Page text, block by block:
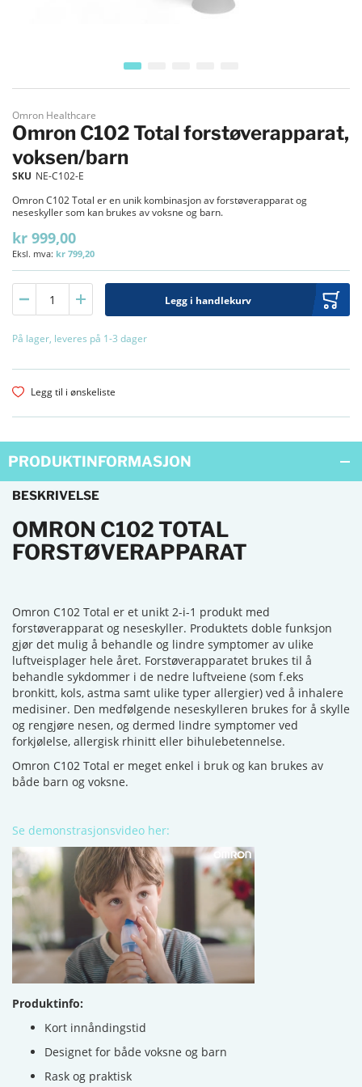
Gå til begynnelsen av bildegalleri
Omron Healthcare
Omron C102 Total forstøverapparat,
voksen/barn
SKU NE-C102-E
Omron C102 Total er en unik kombinasjon av forstøverapparat og
neseskyller som kan brukes av voksne og barn.
kr 999,00
kr 799,20
Legg i handlekurv
På lager, leveres på 1-3 dager
Legg til i ønskeliste
PRODUKTINFORMASJON
BESKRIVELSE
OMRON C102 TOTAL
FORSTØVERAPPARAT
Omron C102 Total er et unikt 2-i-1 produkt med
forstøverapparat og neseskyller. Produktets doble funksjon
gjør det mulig å behandle og lindre symptomer av ulike
luftveisplager hele året. Forstøverapparatet brukes til å
behandle sykdommer i de nedre luftveiene (som f.eks
bronkitt, kols, astma samt ulike typer allergier) ved å inhalere
medisiner. Den medfølgende neseskylleren brukes for å skylle
og rengjøre nesen, og dermed lindre symptomer ved
forkjølelse, allergisk rhinitt eller bihulebetennelse.
Omron C102 Total er meget enkel i bruk og kan brukes av
både barn og voksne.
Se demonstrasjonsvideo her:
Produktinfo:
Kort innåndingstid
Designet for både voksne og barn
Rask og praktisk